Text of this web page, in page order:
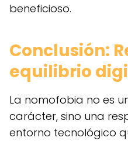
beneficioso.
Conclusión:
equilibrio
La nomofobia no es
carácter, sino una
entorno tecnológico